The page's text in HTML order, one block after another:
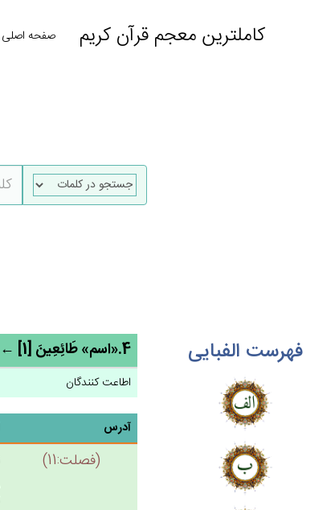
کاملترین معجم قرآن کریم صفحه اصلی
فهرست الفبایی 4.«اسم» طَائِعِين‌َ [1] ← طوع
اطاعت کنندگان
آدرس
(فصلت:11)